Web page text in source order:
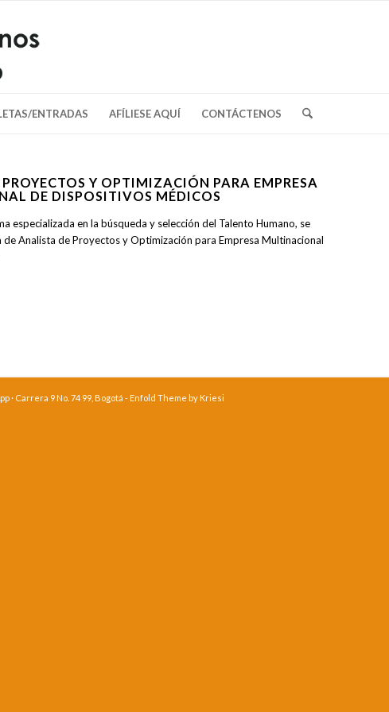
ENTRADAS AFÍLIESE AQUÍ CONTÁCTENOS
Y OPTIMIZACIÓN PARA EMPRESA
DE DISPOSITIVOS MÉDICOS
especializada en la búsqueda y selección del Talento Humano, se
de Analista de Proyectos y Optimización para Empresa Multinacional
· Carrera 9 No. 74 99, Bogotá - Enfold Theme by Kriesi